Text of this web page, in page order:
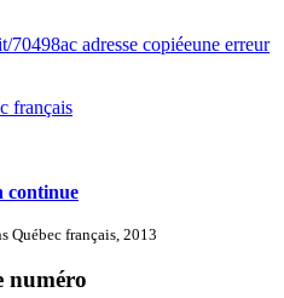
70498ac adresse copiéeune erreur
français
continue
Québec français, 2013
numéro